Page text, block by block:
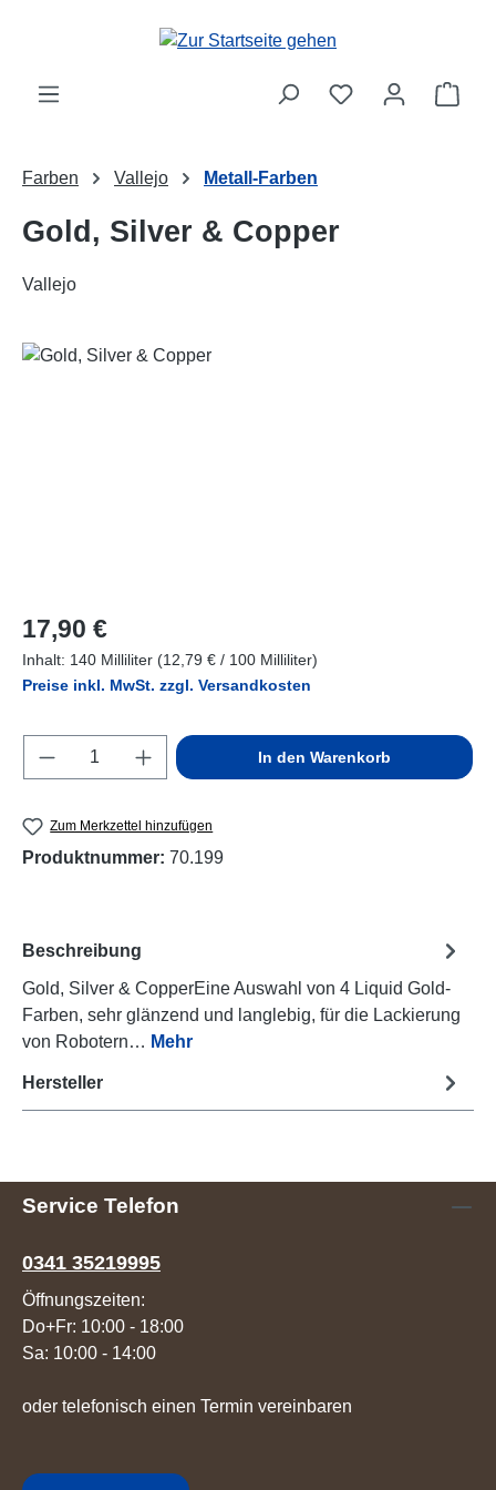
Zum Hauptinhalt springen
Farben Vallejo Metall-Farben
Gold, Silver & Copper
Vallejo
Bildergalerie überspringen
Regulärer Preis:
17,90 €
Inhalt: 140 Milliliter (12,79 € / 100 Milliliter)
Preise inkl. MwSt. zzgl. Versandkosten
Produkt Anzahl: Gib den gewünschten
In den Warenkorb
Zum Merkzettel hinzufügen
Produktnummer: 70.199
Beschreibung
Gold, Silver & CopperEine Auswahl von 4 Liquid Gold-
Farben, sehr glänzend und langlebig, für die Lackierung
von Robotern… Mehr
Hersteller
Service Telefon
0341 35219995
Öffnungszeiten:
Do+Fr: 10:00 - 18:00
Sa: 10:00 - 14:00
oder telefonisch einen Termin vereinbaren